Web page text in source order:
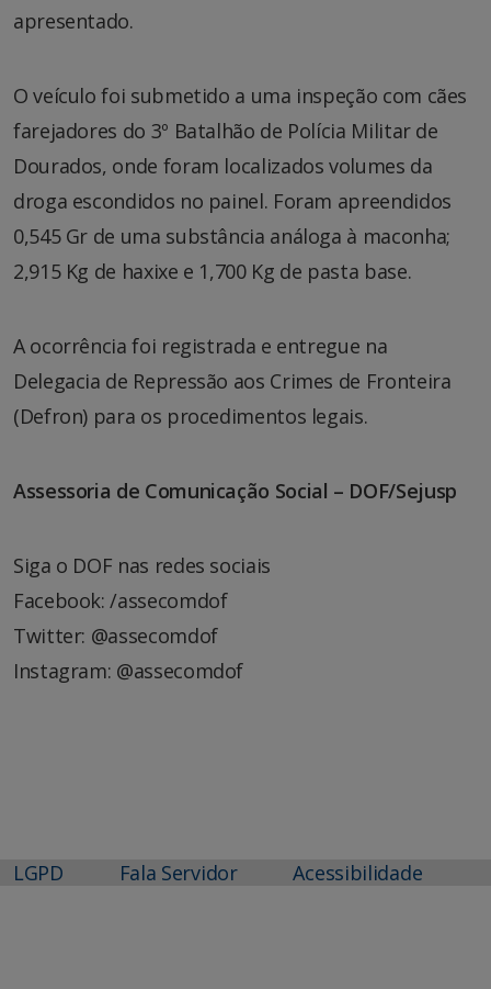
apresentado.
O veículo foi submetido a uma inspeção com cães
farejadores do 3º Batalhão de Polícia Militar de
Dourados, onde foram localizados volumes da
droga escondidos no painel. Foram apreendidos
0,545 Gr de uma substância análoga à maconha;
2,915 Kg de haxixe e 1,700 Kg de pasta base.
A ocorrência foi registrada e entregue na
Delegacia de Repressão aos Crimes de Fronteira
(Defron) para os procedimentos legais.
Assessoria de Comunicação Social – DOF/Sejusp
Siga o DOF nas redes sociais
Facebook: /assecomdof
Twitter: @assecomdof
Instagram: @assecomdof
LGPD Fala Servidor Acessibilidade